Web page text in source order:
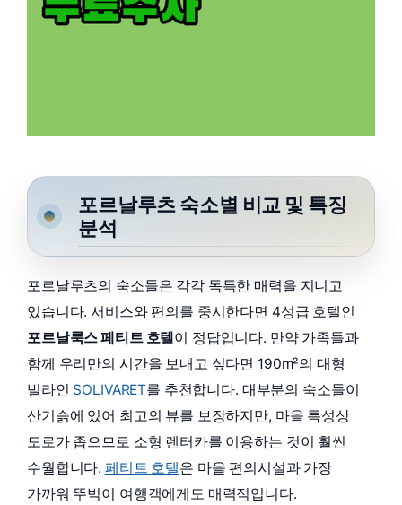
포르날루츠 숙소별 비교 및 특징
분석
포르날루츠의 숙소들은 각각 독특한 매력을 지니고
있습니다. 서비스와 편의를 중시한다면 4성급 호텔인
포르날룩스 페티트 호텔이 정답입니다. 만약 가족들과
함께 우리만의 시간을 보내고 싶다면 190m²의 대형
빌라인 SOLIVARET를 추천합니다. 대부분의 숙소들이
산기슭에 있어 최고의 뷰를 보장하지만, 마을 특성상
도로가 좁으므로 소형 렌터카를 이용하는 것이 훨씬
수월합니다. 페티트 호텔은 마을 편의시설과 가장
가까워 뚜벅이 여행객에게도 매력적입니다.